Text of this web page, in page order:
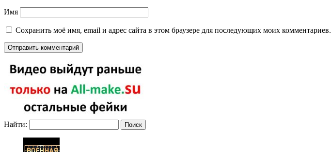
Имя
Сохранить моё имя, email и адрес сайта в этом браузере для последующих моих комментариев.
Найти: